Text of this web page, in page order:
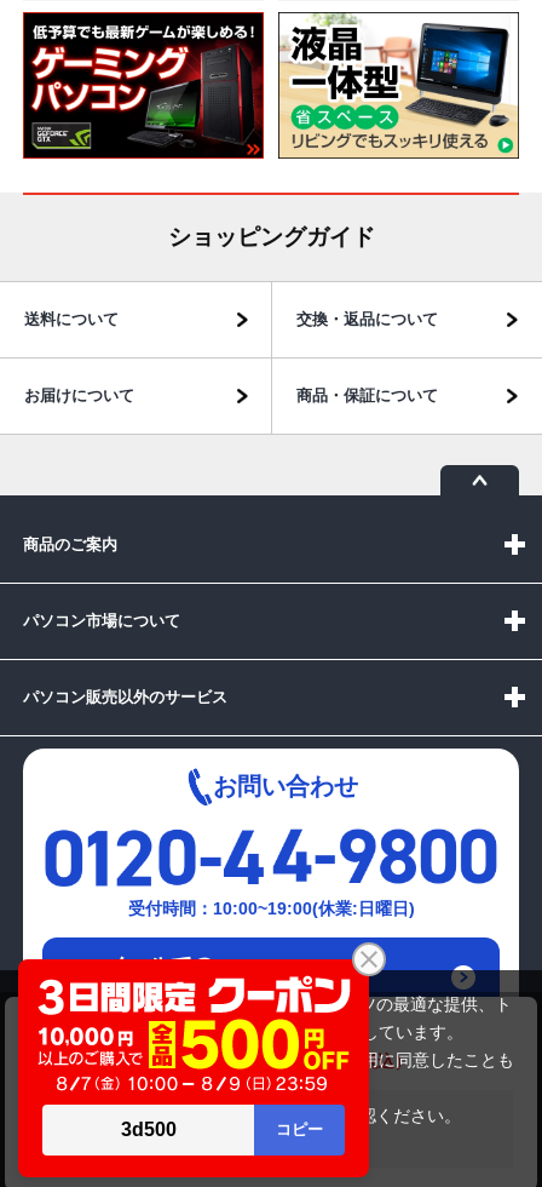
TOSHIBA PT55159DBFWS3
商品価格 60,280円 54,780円
在庫がありません
ショッピングガイド
送料について 交換・返品について
お届けについて 商品・保証について
商品のご案内
パソコン市場について
パソコン販売以外のサービス
お問い合わせ
受付時間：10:00~19:00(休業:日曜日)
メールでの
お問い合わせはこちら
当サイトでは利用体験の向上およびコンテンツの最適な提供、ト
ラフィックの分析を目的としてCookieを使用しています。
サイトの閲覧を継続された場合、Cookieの利用に同意したことも
のといたします。
をご確認ください。
承諾する